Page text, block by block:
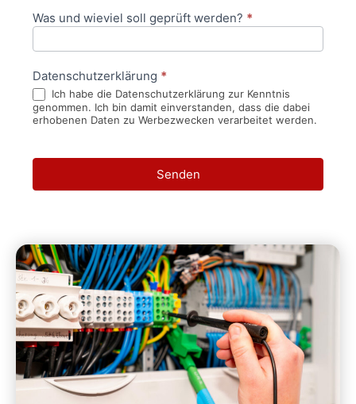
Was und wieviel soll geprüft werden? *
Datenschutzerklärung *
Ich habe die Datenschutzerklärung zur Kenntnis
genommen. Ich bin damit einverstanden, dass die dabei
erhobenen Daten zu Werbezwecken verarbeitet werden.
Senden